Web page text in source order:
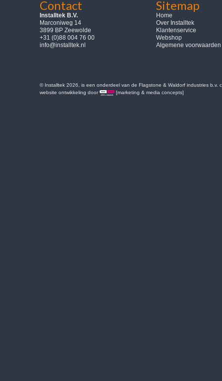
Contact
Installtek B.V.
Marconiweg 14
3899 BP Zeewolde
+31 (0)88 004 76 00
info@installtek.nl
Sitemap
Home
Over Installtek
Klantenservice
Webshop
Algemene voorwaarden
© Installtek 2026, is een onderdeel van de Flagstone & Waldorf industries b.v.
website ontwikkeling door
[marketing & media concepts]